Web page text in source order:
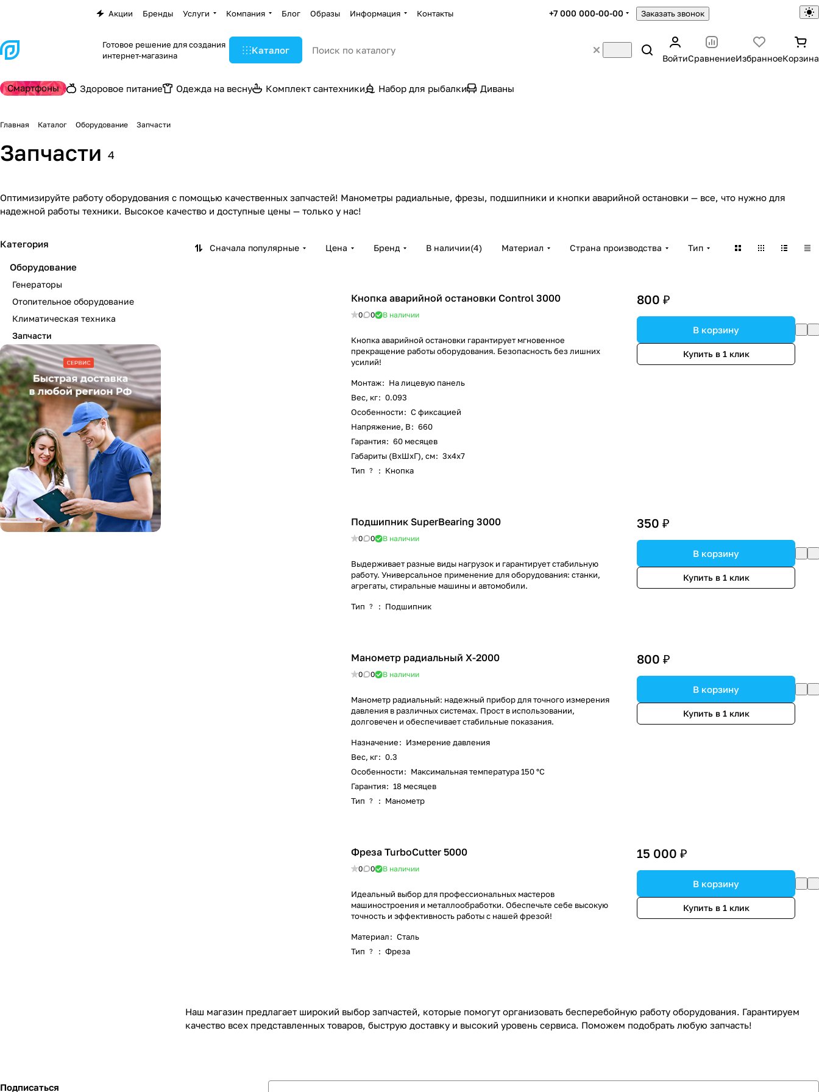
Акции Бренды Услуги Компания Блог Образы Информация Контакты +7 000 000-00-00 Заказать звонок
Готовое решение для создания
интернет-магазина
Каталог
ВойтиСравнениеИзбранноеКорзина
Смартфоны Здоровое питание Одежда на весну Комплект сантехники Набор для рыбалки Диваны
Главная Каталог Оборудование Запчасти
Запчасти 4
Оптимизируйте работу оборудования с помощью качественных запчастей! Манометры радиальные, фрезы, подшипники и кнопки аварийной остановки — все, что нужно для
надежной работы техники. Высокое качество и доступные цены — только у нас!
Сначала популярные Цена Бренд В наличии(4) Материал Страна производства Тип
Кнопка аварийной остановки Control 3000
0 0 В наличии
Кнопка аварийной остановки гарантирует мгновенное
прекращение работы оборудования. Безопасность без лишних
усилий!
Монтаж: На лицевую панель
Вес, кг: 0.093
Особенности: С фиксацией
Напряжение, В: 660
Гарантия: 60 месяцев
Габариты (ВхШхГ), см: 3х4х7
Тип
? : Кнопка
800 ₽
В корзину
Купить в 1 клик
Подшипник SuperBearing 3000
0 0 В наличии
Выдерживает разные виды нагрузок и гарантирует стабильную
работу. Универсальное применение для оборудования: станки,
агрегаты, стиральные машины и автомобили.
Тип ? : Подшипник
350 ₽
В корзину
Купить в 1 клик
Манометр радиальный X-2000
0 0 В наличии
Манометр радиальный: надежный прибор для точного измерения
давления в различных системах. Прост в использовании,
долговечен и обеспечивает стабильные показания.
Назначение: Измерение давления
Вес, кг: 0.3
Особенности: Максимальная температура 150 °С
Гарантия: 18 месяцев
Тип
? : Манометр
800 ₽
В корзину
Купить в 1 клик
Фреза TurboCutter 5000
0 0 В наличии
Идеальный выбор для профессиональных мастеров
машиностроения и металлообработки. Обеспечьте себе высокую
точность и эффективность работы с нашей фрезой!
Материал: Сталь
Тип
? : Фреза
15 000 ₽
В корзину
Купить в 1 клик
Наш магазин предлагает широкий выбор запчастей, которые помогут организовать бесперебойную работу оборудования. Гарантируем
качество всех представленных товаров, быструю доставку и высокий уровень сервиса. Поможем подобрать любую запчасть!
Категория
Оборудование
Генераторы
Отопительное оборудование
Климатическая техника
Запчасти
Подписаться